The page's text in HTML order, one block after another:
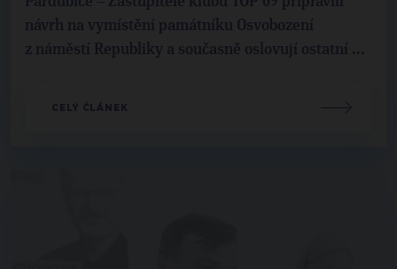
návrh na vymístění památníku Osvobození
z náměstí Republiky a současně oslovují ostatní ...
CELÝ ČLÁNEK